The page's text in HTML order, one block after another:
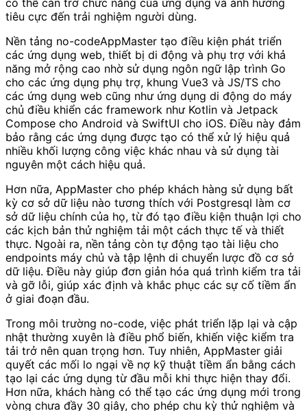
tiêu cực đến trải nghiệm người dùng.
Nền tảng no-codeAppMaster tạo điều kiện phát triển
các ứng dụng web, thiết bị di động và phụ trợ với khả
năng mở rộng cao nhờ sử dụng ngôn ngữ lập trình Go
cho các ứng dụng phụ trợ, khung Vue3 và JS/TS cho
các ứng dụng web cũng như ứng dụng di động do máy
chủ điều khiển các framework như Kotlin và Jetpack
Compose cho Android và SwiftUI cho iOS. Điều này đảm
bảo rằng các ứng dụng được tạo có thể xử lý hiệu quả
nhiều khối lượng công việc khác nhau và sử dụng tài
nguyên một cách hiệu quả.
Hơn nữa, AppMaster cho phép khách hàng sử dụng bất
kỳ cơ sở dữ liệu nào tương thích với Postgresql làm cơ
sở dữ liệu chính của họ, từ đó tạo điều kiện thuận lợi cho
các kịch bản thử nghiệm tải một cách thực tế và thiết
thực. Ngoài ra, nền tảng còn tự động tạo tài liệu cho
endpoints máy chủ và tập lệnh di chuyển lược đồ cơ sở
dữ liệu. Điều này giúp đơn giản hóa quá trình kiểm tra tải
và gỡ lỗi, giúp xác định và khắc phục các sự cố tiềm ẩn
ở giai đoạn đầu.
Trong môi trường no-code, việc phát triển lặp lại và cập
nhật thường xuyên là điều phổ biến, khiến việc kiểm tra
tải trở nên quan trọng hơn. Tuy nhiên, AppMaster giải
quyết các mối lo ngại về nợ kỹ thuật tiềm ẩn bằng cách
tạo lại các ứng dụng từ đầu mỗi khi thực hiện thay đổi.
Hơn nữa, khách hàng có thể tạo các ứng dụng mới trong
vòng chưa đầy 30 giây, cho phép chu kỳ thử nghiệm và